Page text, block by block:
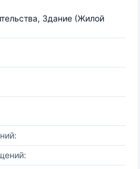
Здание (Жилой